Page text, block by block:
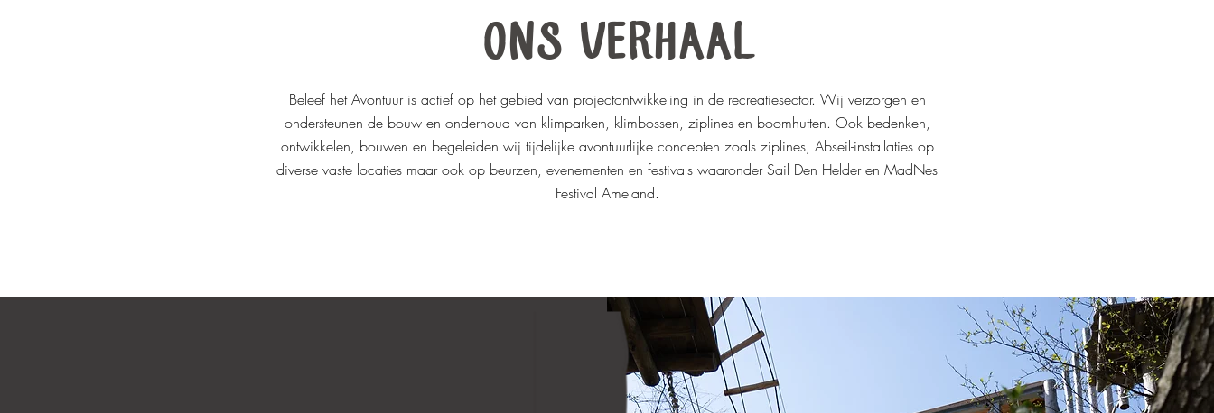
ONS VERHAAL
Beleef het Avontuur is actief op het gebied van projectontwikkeling in de recreatiesector. Wij verzorgen en
ondersteunen de bouw en onderhoud van klimparken, klimbossen, ziplines en boomhutten. Ook bedenken,
ontwikkelen, bouwen en begeleiden wij tijdelijke avontuurlijke concepten zoals ziplines, Abseil-installaties op
diverse vaste locaties maar ook op beurzen, evenementen en festivals waaronder Sail Den Helder en MadNes
Festival Ameland.